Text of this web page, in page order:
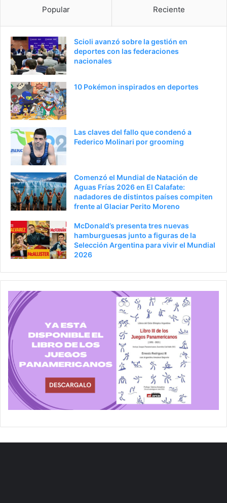
Popular Reciente
Scioli avanzó sobre la gestión en
deportes con las federaciones
nacionales
10 Pokémon inspirados en deportes
Las claves del fallo que condenó a
Federico Molinari por grooming
Comenzó el Mundial de Natación de
Aguas Frías 2026 en El Calafate:
nadadores de distintos países compiten
frente al Glaciar Perito Moreno
McDonald’s presenta tres nuevas
hamburguesas junto a figuras de la
Selección Argentina para vivir el Mundial
2026